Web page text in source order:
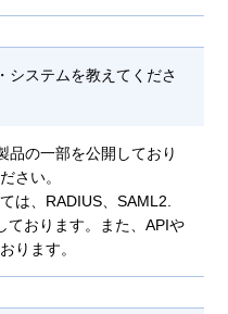
システムを教えてくださ
品の一部を公開しており
さい。
は、RADIUS、SAML2.
ております。また、APIや
ります。